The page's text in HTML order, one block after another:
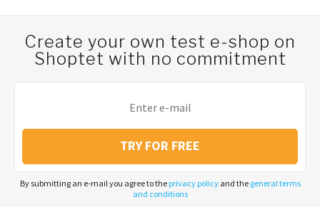
Create your own test e-shop on
Shoptet with no commitment
TRY FOR FREE
By submitting an e-mail you agree to the privacy policyand the general terms
and conditions